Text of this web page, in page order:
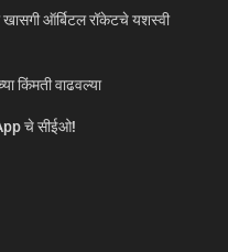
खासगी ऑर्बिटल रॉकेटचे यशस्वी
किंमती वाढवल्या
चे सीईओ!